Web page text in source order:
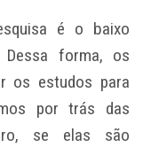
é o baixo
Dessa forma, os
os estudos para
por trás das
se elas são